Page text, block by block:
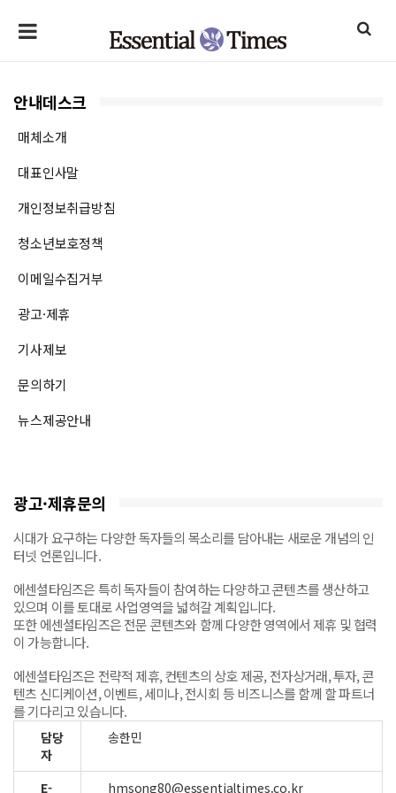
안내데스크
매체소개
대표인사말
개인정보취급방침
청소년보호정책
이메일수집거부
광고·제휴
기사제보
문의하기
뉴스제공안내
광고·제휴문의
시대가 요구하는 다양한 독자들의 목소리를 담아내는 새로운 개념의 인
터넷 언론입니다.
에센셜타임즈은 특히 독자들이 참여하는 다양하고 콘텐츠를 생산하고
있으며 이를 토대로 사업영역을 넓혀갈 계획입니다.
또한 에센셜타임즈은 전문 콘텐츠와 함께 다양한 영역에서 제휴 및 협력
이 가능합니다.
에센셜타임즈은 전략적 제휴, 컨텐츠의 상호 제공, 전자상거래, 투자, 콘
텐츠 신디케이션, 이벤트, 세미나, 전시회 등 비즈니스를 함께 할 파트너
를 기다리고 있습니다.
담당
자
송한민
E- hmsong80@essentialtimes.co.kr